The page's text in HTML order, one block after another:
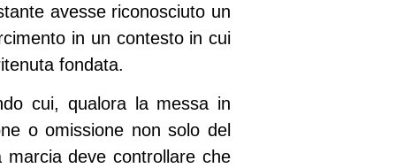
avesse riconosciuto un
in un contesto in cui
fondata.
cui, qualora la messa in
o omissione non solo del
deve controllare che